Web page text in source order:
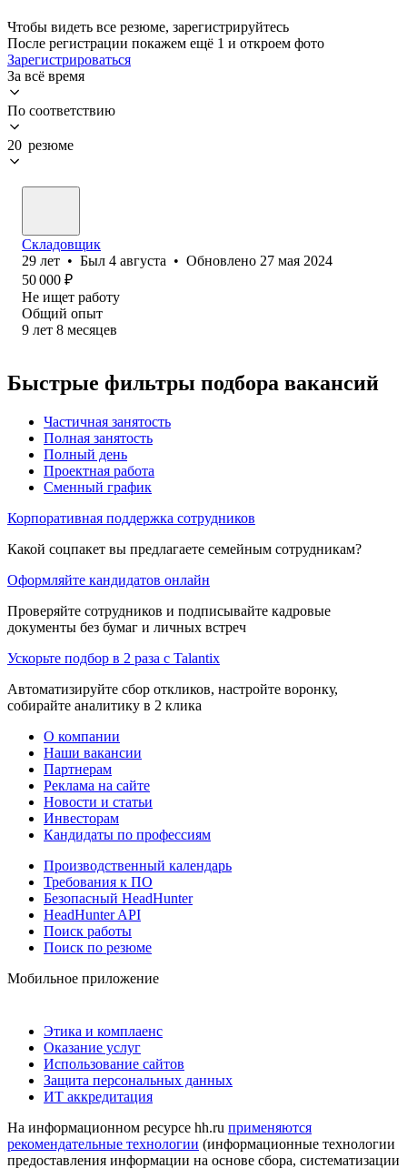
Чтобы видеть все резюме, зарегистрируйтесь
После регистрации покажем ещё 1 и откроем фото
Зарегистрироваться
За всё время
По соответствию
20 резюме
Складовщик
29 лет • Был 4 августа • Обновлено 27 мая 2024
50 000 ₽
Не ищет работу
Общий опыт
9 лет 8 месяцев
Быстрые фильтры подбора вакансий
Частичная занятость
Полная занятость
Полный день
Проектная работа
Сменный график
Корпоративная поддержка сотрудников
Какой соцпакет вы предлагаете семейным сотрудникам?
Оформляйте кандидатов онлайн
Проверяйте сотрудников и подписывайте кадровые
документы без бумаг и личных встреч
Ускорьте подбор в 2 раза с Talantix
Автоматизируйте сбор откликов, настройте воронку,
собирайте аналитику в 2 клика
О компании
Наши вакансии
Партнерам
Реклама на сайте
Новости и статьи
Инвесторам
Кандидаты по профессиям
Производственный календарь
Требования к ПО
Безопасный HeadHunter
HeadHunter API
Поиск работы
Поиск по резюме
Мобильное приложение
Этика и комплаенс
Оказание услуг
Использование сайтов
Защита персональных данных
ИТ аккредитация
На информационном ресурсе hh.ru применяются
рекомендательные технологии (информационные технологии
предоставления информации на основе сбора, систематизации